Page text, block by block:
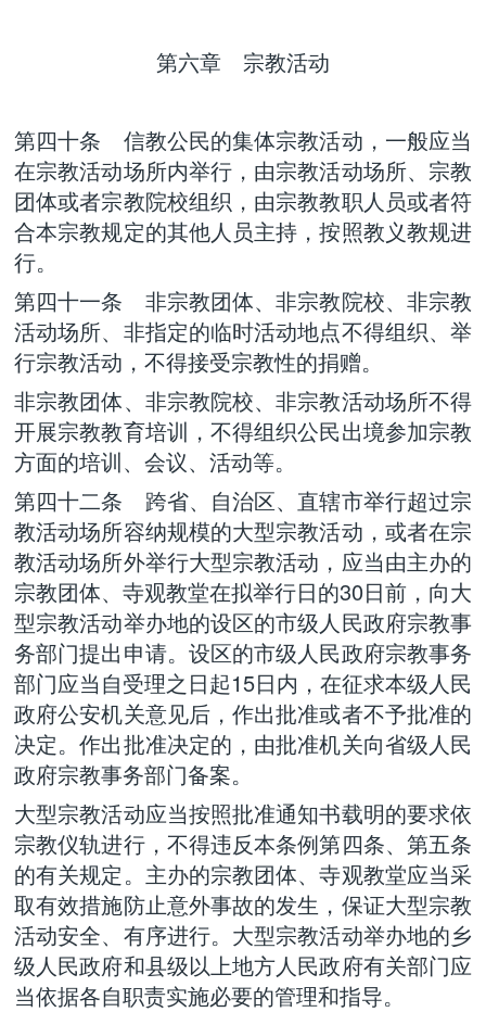
第六章 宗教活动
第四十条 信教公民的集体宗教活动，一般应当
在宗教活动场所内举行，由宗教活动场所、宗教
团体或者宗教院校组织，由宗教教职人员或者符
合本宗教规定的其他人员主持，按照教义教规进
行。
第四十一条 非宗教团体、非宗教院校、非宗教
活动场所、非指定的临时活动地点不得组织、举
行宗教活动，不得接受宗教性的捐赠。
非宗教团体、非宗教院校、非宗教活动场所不得
开展宗教教育培训，不得组织公民出境参加宗教
方面的培训、会议、活动等。
第四十二条 跨省、自治区、直辖市举行超过宗
教活动场所容纳规模的大型宗教活动，或者在宗
教活动场所外举行大型宗教活动，应当由主办的
宗教团体、寺观教堂在拟举行日的30日前，向大
型宗教活动举办地的设区的市级人民政府宗教事
务部门提出申请。设区的市级人民政府宗教事务
部门应当自受理之日起15日内，在征求本级人民
政府公安机关意见后，作出批准或者不予批准的
决定。作出批准决定的，由批准机关向省级人民
政府宗教事务部门备案。
大型宗教活动应当按照批准通知书载明的要求依
宗教仪轨进行，不得违反本条例第四条、第五条
的有关规定。主办的宗教团体、寺观教堂应当采
取有效措施防止意外事故的发生，保证大型宗教
活动安全、有序进行。大型宗教活动举办地的乡
级人民政府和县级以上地方人民政府有关部门应
当依据各自职责实施必要的管理和指导。